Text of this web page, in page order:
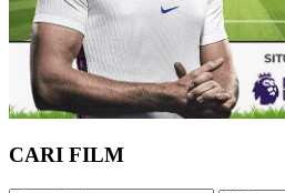
CARI FILM